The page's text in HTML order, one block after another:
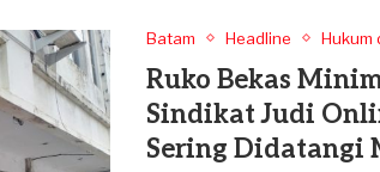
Batam Headline Hukum
Ruko Bekas
Sindikat Judi
Sering Didatangi